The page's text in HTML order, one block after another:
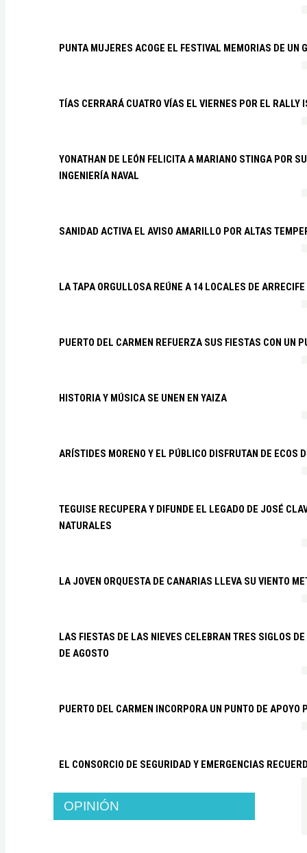
PUNTA MUJERES ACOGE EL FESTIVAL MEMORIAS DE UN
TÍAS CERRARÁ CUATRO VÍAS EL VIERNES POR EL RALLY
YONATHAN DE LEÓN FELICITA A MARIANO STINGA POR
INGENIERÍA NAVAL
SANIDAD ACTIVA EL AVISO AMARILLO POR ALTAS
LA TAPA ORGULLOSA REÚNE A 14 LOCALES DE ARRECIFE
PUERTO DEL CARMEN REFUERZA SUS FIESTAS CON UN
HISTORIA Y MÚSICA SE UNEN EN YAIZA
ARÍSTIDES MORENO Y EL PÚBLICO DISFRUTAN DE ECOS
TEGUISE RECUPERA Y DIFUNDE EL LEGADO DE JOSÉ
NATURALES
LA JOVEN ORQUESTA DE CANARIAS LLEVA SU VIENTO
LAS FIESTAS DE LAS NIEVES CELEBRAN TRES SIGLOS
DE AGOSTO
PUERTO DEL CARMEN INCORPORA UN PUNTO DE
EL CONSORCIO DE SEGURIDAD Y EMERGENCIAS
OPINIÓN